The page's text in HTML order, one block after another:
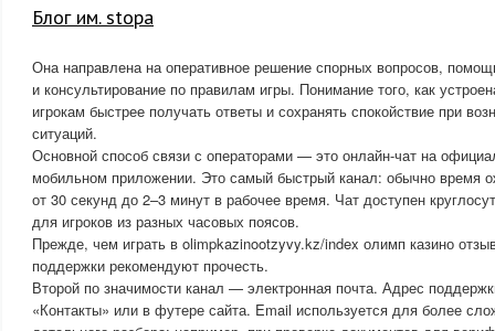
Блог им. stopa
Она направлена на оперативное решение спорных вопросов,
и консультирование по правилам игры. Понимание того, как
игрокам быстрее получать ответы и сохранять спокойствие при
ситуаций.
Основной способ связи с операторами — это онлайн-чат на
мобильном приложении. Это самый быстрый канал: обычно время
от 30 секунд до 2–3 минут в рабочее время. Чат доступен
для игроков из разных часовых поясов.
Прежде, чем играть в olimpkazinootzyvy.kz/index олимп казино
поддержки рекомендуют прочесть.
Второй по значимости канал — электронная почта. Адрес
«Контакты» или в футере сайта. Email используется для более